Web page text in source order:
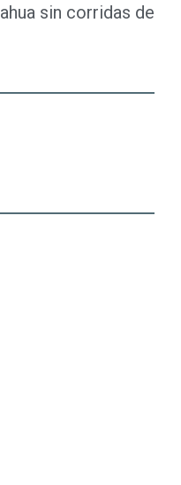
sin corridas de